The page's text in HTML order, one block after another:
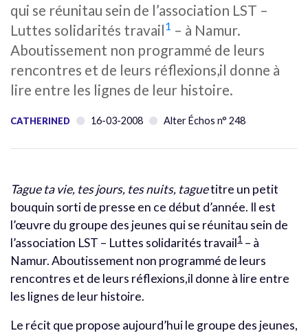
qui se réunitau sein de l’association LST –
Luttes solidarités travail1 – à Namur.
Aboutissement non programmé de leurs
rencontres et de leurs réflexions,il donne à
lire entre les lignes de leur histoire.
CATHERINED 16-03-2008 Alter Échos n° 248
Tague ta vie, tes jours, tes nuits, taguetitre un petit
bouquin sorti de presse en ce début d’année. Il est
l’œuvre du groupe des jeunes qui se réunitau sein de
l’association LST – Luttes solidarités travail1 – à
Namur. Aboutissement non programmé de leurs
rencontres et de leurs réflexions,il donne à lire entre
les lignes de leur histoire.
Le récit que propose aujourd’hui le groupe des jeunes,